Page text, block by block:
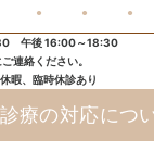
● ● ●
午後 16:00～18:30
連絡ください。
暇、臨時休診あり
療の対応につ